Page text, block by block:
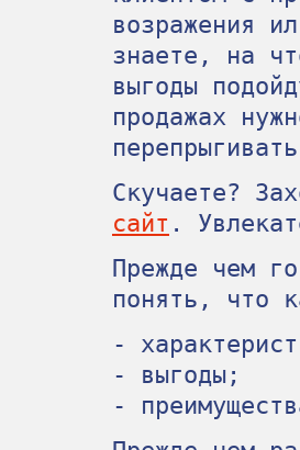
возражения
знаете, на
выгоды
продажах
Скучаете?
сайт .
Прежде чем
понять, что
-
- выгоды;
-